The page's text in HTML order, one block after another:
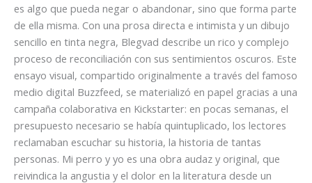
es algo que pueda negar o abandonar, sino que forma parte
de ella misma. Con una prosa directa e intimista y un dibujo
sencillo en tinta negra, Blegvad describe un rico y complejo
proceso de reconciliación con sus sentimientos oscuros. Este
ensayo visual, compartido originalmente a través del famoso
medio digital Buzzfeed, se materializó en papel gracias a una
campaña colaborativa en Kickstarter: en pocas semanas, el
presupuesto necesario se había quintuplicado, los lectores
reclamaban escuchar su historia, la historia de tantas
personas. Mi perro y yo es una obra audaz y original, que
reivindica la angustia y el dolor en la literatura desde un